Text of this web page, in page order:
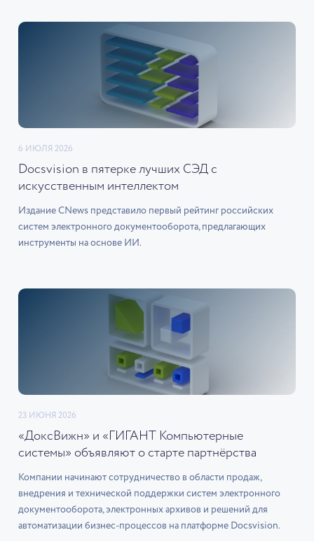
6 ИЮЛЯ 2026
Docsvision в пятерке лучших СЭД с
искусственным интеллектом
Издание CNews представило первый рейтинг российских
систем электронного документооборота, предлагающих
инструменты на основе ИИ.
23 ИЮНЯ 2026
«ДоксВижн» и «ГИГАНТ Компьютерные
системы» объявляют о старте партнёрства
Компании начинают сотрудничество в области продаж,
внедрения и технической поддержки систем электронного
документооборота, электронных архивов и решений для
автоматизации бизнес-процессов на платформе Docsvision.